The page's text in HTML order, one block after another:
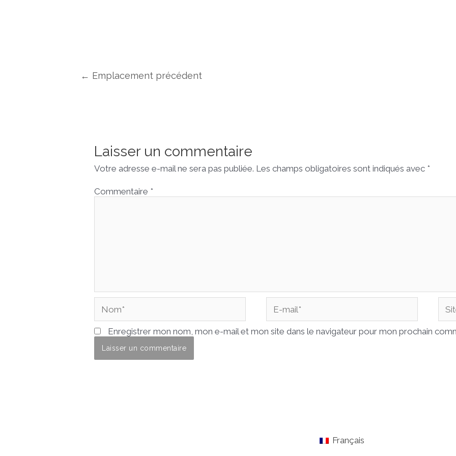
← Emplacement précédent
Laisser un commentaire
Votre adresse e-mail ne sera pas publiée. Les champs obligatoires sont indiqués avec *
Commentaire *
mail*
Enregistrer mon nom, mon e-mail et mon site dans le navigateur pour mon prochain
Français